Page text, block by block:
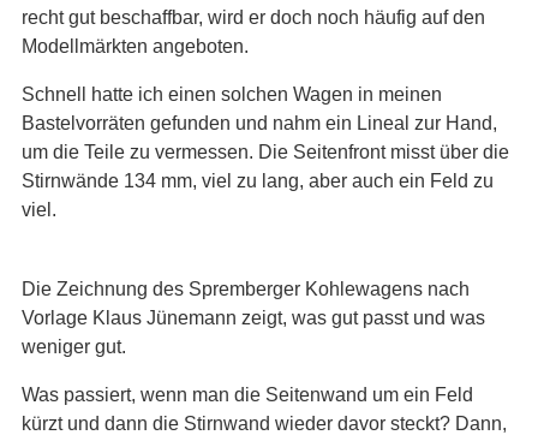
recht gut beschaffbar, wird er doch noch häufig auf den
Modellmärkten angeboten.
Schnell hatte ich einen solchen Wagen in meinen
Bastelvorräten gefunden und nahm ein Lineal zur Hand,
um die Teile zu vermessen. Die Seitenfront misst über die
Stirnwände 134 mm, viel zu lang, aber auch ein Feld zu
viel.
Die Zeichnung des Spremberger Kohlewagens nach
Vorlage Klaus Jünemann zeigt, was gut passt und was
weniger gut.
Was passiert, wenn man die Seitenwand um ein Feld
kürzt und dann die Stirnwand wieder davor steckt? Dann,